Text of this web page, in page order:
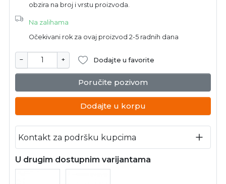
obzira na broj i vrstu proizvoda.
Na zalihama
Očekivani rok za ovaj proizvod 2-5 radnih dana
− + Dodajte u favorite
Poručite pozivom
Dodajte u korpu
Kontakt za podršku kupcima
U drugim dostupnim varijantama